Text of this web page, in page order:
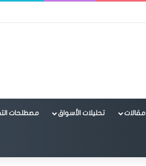
مقالات تحليلات الأسواق مصطلحات